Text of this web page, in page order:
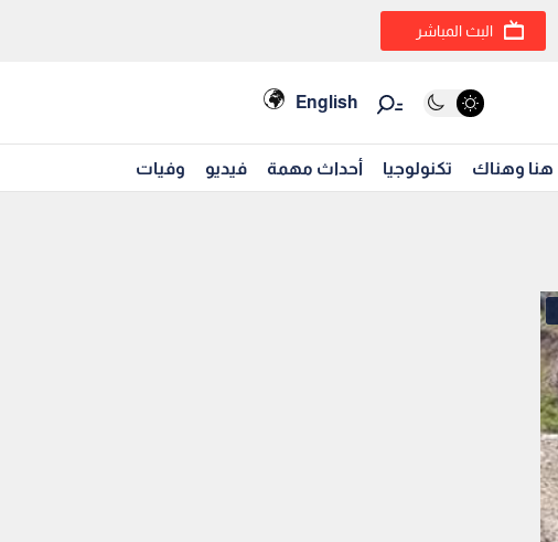
البث المباشر
English
هنا وهناك تكنولوجيا أحداث مهمة فيديو وفيات